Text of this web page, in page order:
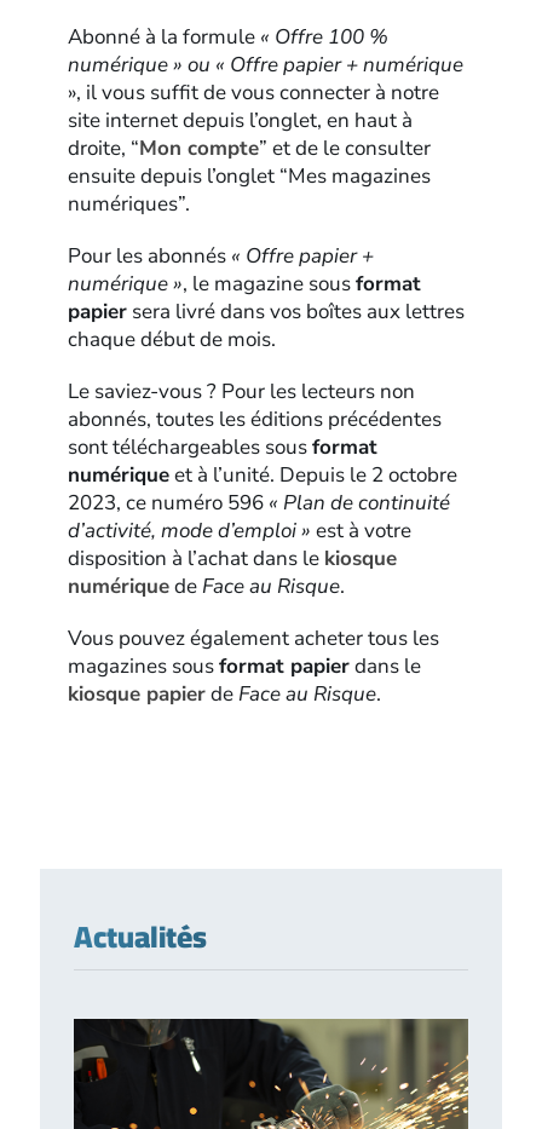
Abonné à la formule « Offre 100 %
numérique » ou « Offre papier + numérique
», il vous suffit de vous connecter à notre
site internet depuis l’onglet, en haut à
droite, “Mon compte” et de le consulter
ensuite depuis l’onglet “Mes magazines
numériques”.
Pour les abonnés « Offre papier +
numérique », le magazine sousformat
papier sera livré dans vos boîtes aux lettres
chaque début de mois.
Le saviez-vous ? Pour les lecteurs non
abonnés, toutes les éditions précédentes
sont téléchargeables sousformat
numériqueet à l’unité. Depuis le 2 octobre
2023, ce numéro 596 « Plan de continuité
d’activité, mode d’emploi » est à votre
disposition à l’achat dans le kiosque
numériquede Face au Risque.
Vous pouvez également acheter tous les
magazines sousformat papierdans le
kiosque papierde Face au Risque.
Actualités